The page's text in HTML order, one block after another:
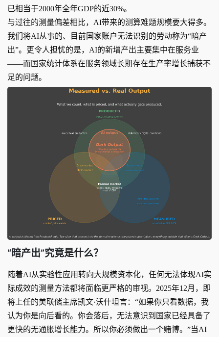
已相当于2000年全年GDP的近30%。
与过往的测量偏差相比，AI带来的测算难题规模要大得多。
我们将AI从事的、目前国家账户无法识别的劳动称为“暗产
出”。更令人担忧的是，AI的新增产出主要集中在服务业
——而国家统计体系在服务领域长期存在生产率增长捕获不
足的问题。
“暗产出”究竟是什么？
随着AI从实验性应用转向大规模资本化，任何无法体现AI实
际成效的测量方法都将面临更严格的审视。2025年12月，即
将上任的美联储主席凯文·沃什坦言：“如果你只看数据，我
认为你是向后看的。你会落后，无法意识到国家已经具备了
更快的无通胀增长能力。所以你必须做出一个赌博。”当AI